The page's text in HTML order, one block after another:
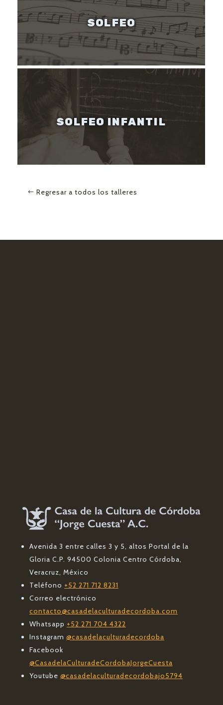
SOLFEO
SOLFEO INFANTIL
Regresar a todos los talleres
Avenida 3 entre calles 3 y 5, altos Portal de la
Gloria C.P. 94500 Colonia Centro Córdoba,
Veracruz, México
Teléfono +52 271 712 8231
Correo electrónico
contacto@casadelaculturadecordoba.com
Whatsapp +52 271 704 4322
Instagram @casadelaculturadecordoba
Facebook
@CasadelaCulturadeCordobaJorgeCuesta
Youtube @casadelaculturadecordobajo5794